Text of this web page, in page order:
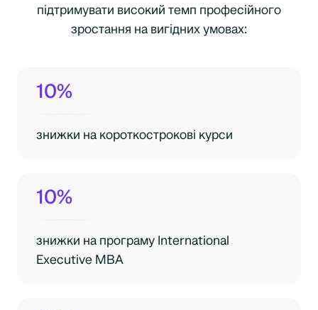
підтримувати високий темп професійного
зростання на вигідних умовах:
10%
знижки на короткострокові курси
10%
знижки на програму International
Executive MBA